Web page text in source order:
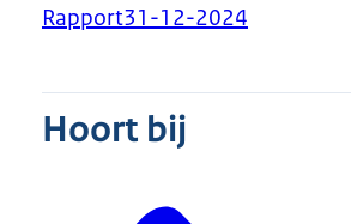
Rapport31-12-2024
Hoort bij